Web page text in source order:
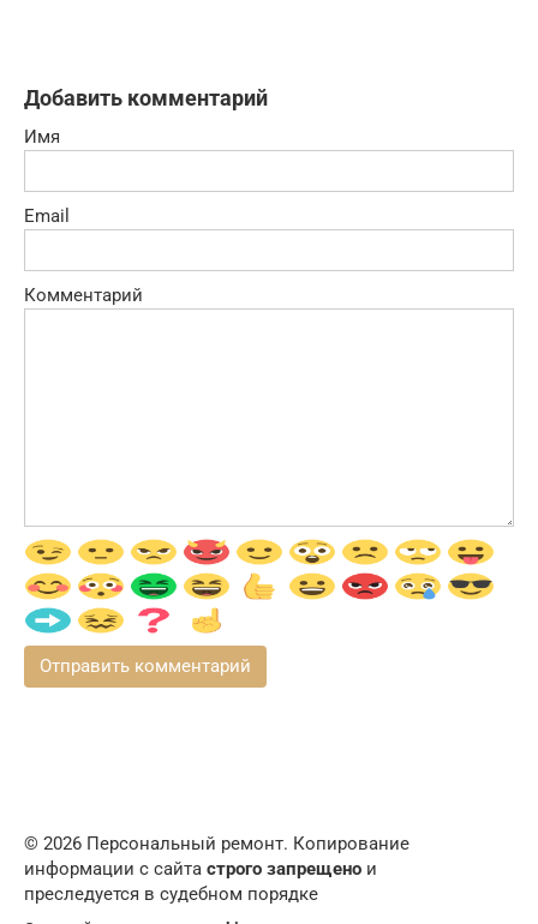
Добавить комментарий
Имя
Email
Комментарий
© 2026 Персональный ремонт. Копирование
информации с сайта строго запрещено и
преследуется в судебном порядке